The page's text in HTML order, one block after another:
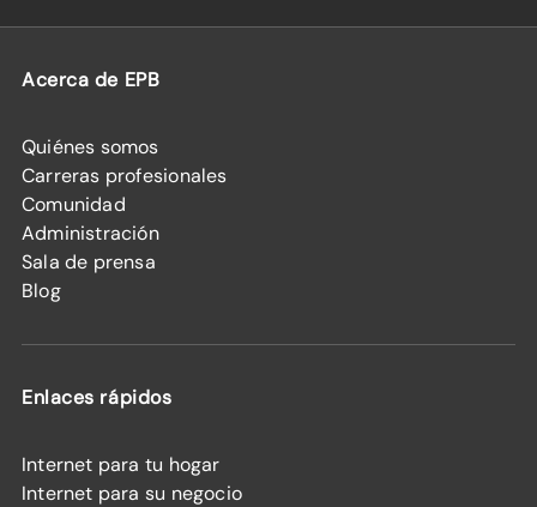
Acerca de EPB
Quiénes somos
Carreras profesionales
Comunidad
Administración
Sala de prensa
Blog
Enlaces rápidos
Internet para tu hogar
Internet para su negocio